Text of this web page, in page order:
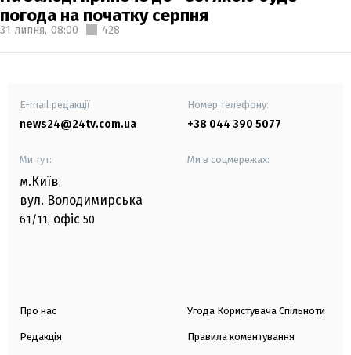
погода на початку серпня
31 липня, 08:00 428
E-mail редакції
news24@24tv.com.ua
Номер телефону:
+38 044 390 5077
Ми тут:
м.Київ,
вул. Володимирська
61/11, офіс 50
Ми в соцмережах:
Про нас
Редакція
Угода Користувача Спільноти
Правила коментування